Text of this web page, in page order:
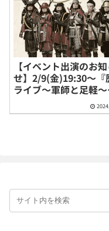
【イベント出演のお
せ】2/9(金)19:30〜『
ライブ～軍師と足軽